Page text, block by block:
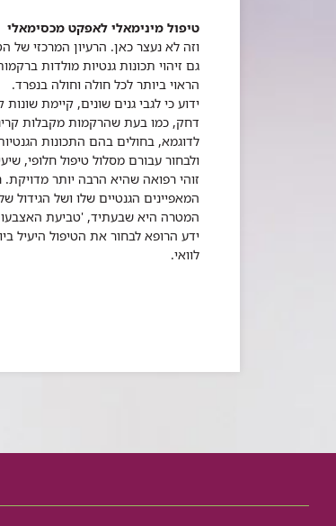
טיפול מינימאלי לאפקט מכסימאלי
וזה לא נעצר כאן. הרעיון המרכזי
גם זיהוי תכונות גנטיות מולדות
הראוי ביותר לכל חולה וחולה בנפרד.
ידוע כי לגבי גנים שונים, קיימת
דחק, כמו בעת שהרקמות מקבלות
לדוגמא, בחולים בהם התכונות
ולבחור עבורם מסלול טיפול חלופי,
זוהי רפואה שהיא הרבה יותר
המאפיינים הגנטיים שלו ושל הגידול
המטרה היא שבעתיד, 'טביעת
ידע הרופא לבחור את הטיפול היעיל
לוואי.